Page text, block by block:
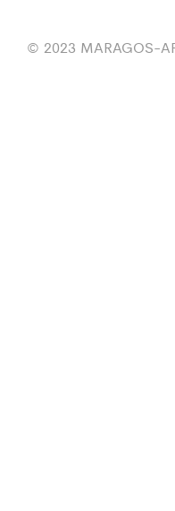
© 2023 MARAGOS-